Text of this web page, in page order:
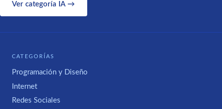
Ver categoría IA →
CATEGORÍAS
Programación y Diseño
Internet
Redes Sociales